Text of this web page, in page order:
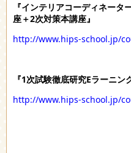
『インテリアコーディネー
座＋2次対策本講座』
http://www.hips-school.jp/
『1次試験徹底研究Eラーニン
http://www.hips-school.jp/